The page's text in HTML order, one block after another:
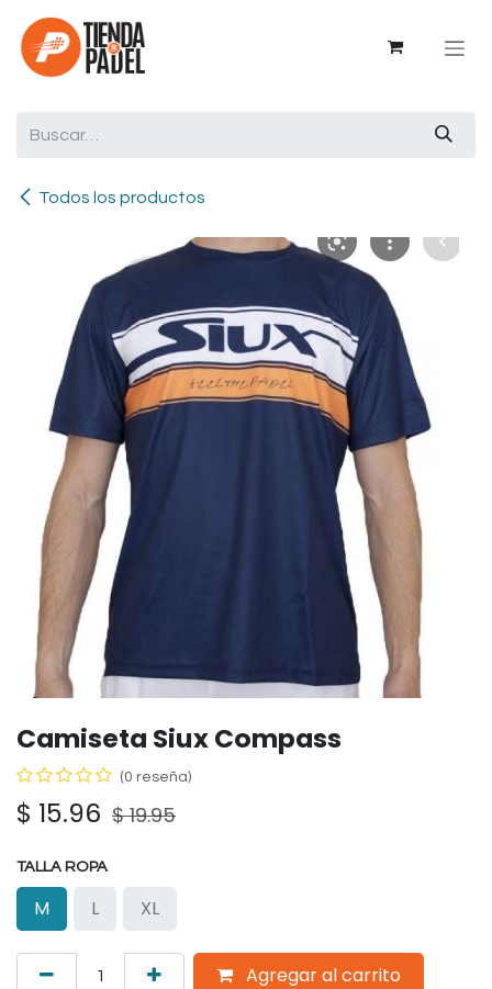
Ir al contenido
Todos los productos
Camiseta Siux Compass
(0 reseña)
$ 15.96 $19.95
TALLA ROPA
M L XL
Agregar al carrito